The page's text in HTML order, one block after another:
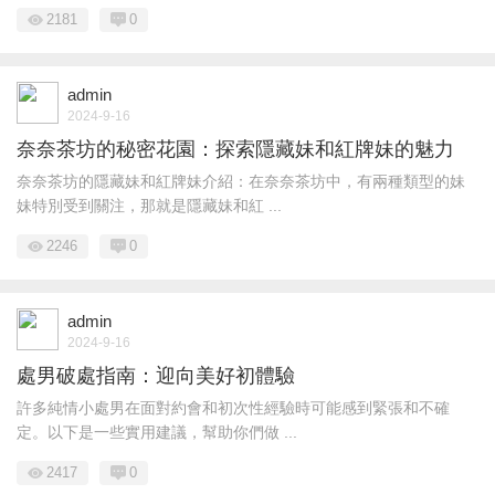
2181 0
admin
2024-9-16
奈奈茶坊的秘密花園：探索隱藏妹和紅牌妹的魅力
奈奈茶坊的隱藏妹和紅牌妹介紹：在奈奈茶坊中，有兩種類型的妹
妹特別受到關注，那就是隱藏妹和紅 ...
2246 0
admin
2024-9-16
處男破處指南：迎向美好初體驗
許多純情小處男在面對約會和初次性經驗時可能感到緊張和不確
定。以下是一些實用建議，幫助你們做 ...
2417 0